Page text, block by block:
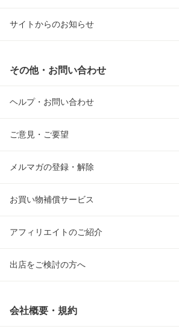
サイトからのお知らせ
その他・お問い合わせ
ヘルプ・お問い合わせ
ご意見・ご要望
メルマガの登録・解除
お買い物補償サービス
アフィリエイトのご紹介
出店をご検討の方へ
会社概要・規約